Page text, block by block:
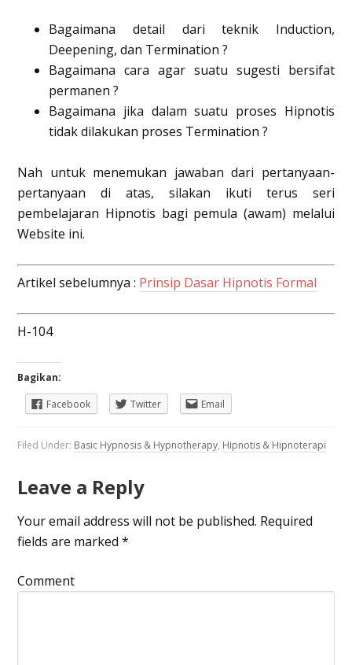
Bagaimana detail dari teknik Induction,
Deepening, dan Termination ?
Bagaimana cara agar suatu sugesti bersifat
permanen ?
Bagaimana jika dalam suatu proses Hipnotis
tidak dilakukan proses Termination ?
Nah untuk menemukan jawaban dari pertanyaan-
pertanyaan di atas, silakan ikuti terus seri
pembelajaran Hipnotis bagi pemula (awam) melalui
Website ini.
Artikel sebelumnya : Prinsip Dasar Hipnotis Formal
H-104
Bagikan:
Facebook
Twitter Email
Filed Under: Basic Hypnosis & Hypnotherapy, Hipnotis & Hipnoterapi
Leave a Reply
Your email address will not be published. Required
fields are marked*
Comment